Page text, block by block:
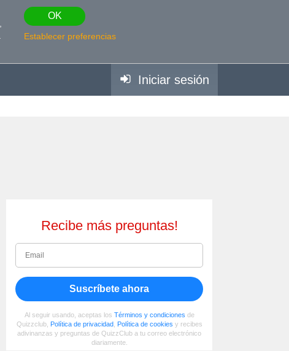
OK
Establecer preferencias
Iniciar sesión
Recibe más preguntas!
Suscríbete ahora
Al seguir usando, aceptas los Términos y condiciones de
Quizzclub, Política de privacidad, Política de cookies y recibes
adivinanzas y preguntas de QuizzClub a tu correo electrónico
diariamente.